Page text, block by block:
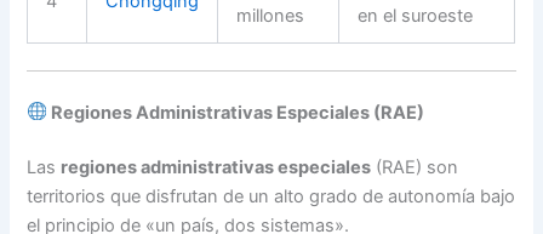
millones
en el suroeste
Regiones Administrativas Especiales (RAE)
Las regiones administrativas especiales (RAE) son
territorios que disfrutan de un alto grado de autonomía bajo
el principio de «un país, dos sistemas».